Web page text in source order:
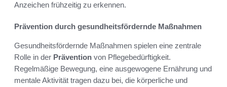
Anzeichen frühzeitig zu erkennen.
Prävention durch gesundheitsfördernde Maßnahmen
Gesundheitsfördernde Maßnahmen spielen eine zentrale
Rolle in der Prävention von Pflegebedürftigkeit.
Regelmäßige Bewegung, eine ausgewogene Ernährung und
mentale Aktivität tragen dazu bei, die körperliche und